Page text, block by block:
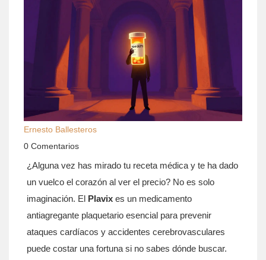
Ernesto Ballesteros
0 Comentarios
¿Alguna vez has mirado tu receta médica y te ha dado
un vuelco el corazón al ver el precio? No es solo
imaginación. El Plavix es un medicamento
antiagregante plaquetario esencial para prevenir
ataques cardíacos y accidentes cerebrovasculares
puede costar una fortuna si no sabes dónde buscar.